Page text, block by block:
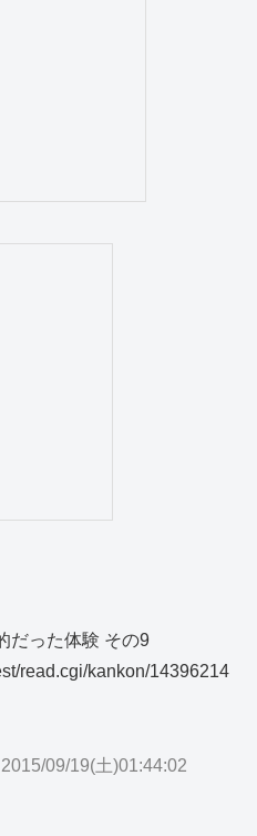
だった体験 その9
read.cgi/kankon/14396214
2015/09/19(土)01:44:02